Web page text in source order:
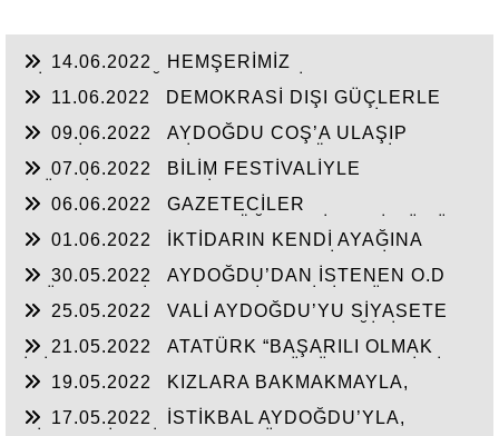
14.06.2022
HEMŞERİMİZ
MÜJDELERİ BEKLİYOR!
11.06.2022
DEMOKRASİ DIŞI GÜÇLERLE
OSMANLI”KALAYCI ŞAMMAS!”
09.06.2022
AYDOĞDU COŞ’A ULAŞIP
HİZMETLERİNE ULAŞMASI!
07.06.2022
BİLİM FESTİVALİYLE
CEVAP”HİZMETE AÇILAN 41 YENİ FABRİKA!!
06.06.2022
GAZETECİLER
CHP FİİLEN YAŞATTI!!!
01.06.2022
İKTİDARIN KENDİ AYAĞINA
SÖZLERİN TUTULMASINDA!!!
30.05.2022
AYDOĞDU’DAN İSTENEN O.D
HAMMADELERE SAHİBİZ!
25.05.2022
VALİ AYDOĞDU’YU SİYASETE
ÇALMAKTIR!!!
21.05.2022
ATATÜRK “BAŞARILI OLMAK
BİRİNE UYGUN OLMALI”
19.05.2022
KIZLARA BAKMAKMAYLA,
TARİH ÖĞRETİLEN GENÇLİK!!!
17.05.2022
İSTİKBAL AYDOĞDU’YLA,